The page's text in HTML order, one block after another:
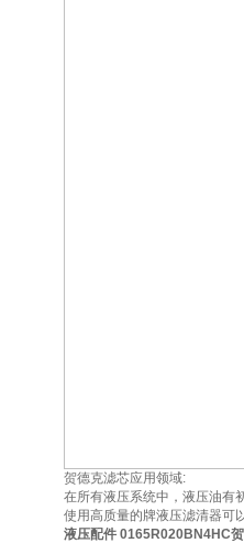
贺德克滤芯应用领域:
在所有液压系统中，液压油有
使用高质量的牌液压滤清器可
液压配件 0165R020BN4HC